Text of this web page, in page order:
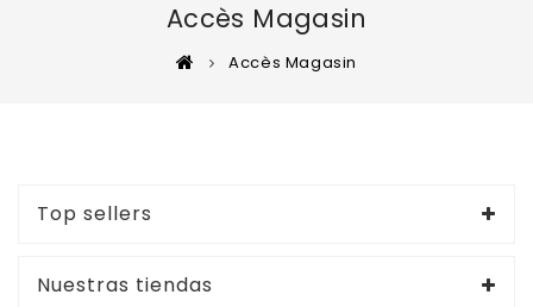
Accès Magasin
Accès Magasin
Top sellers
Nuestras tiendas